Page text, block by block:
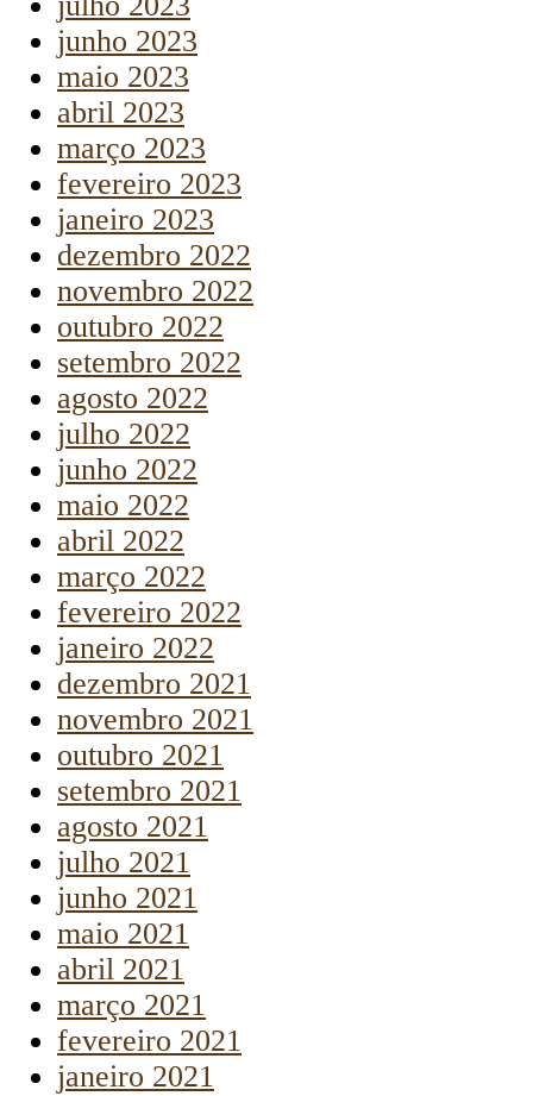
junho 2023
maio 2023
abril 2023
março 2023
fevereiro 2023
janeiro 2023
dezembro 2022
novembro 2022
outubro 2022
setembro 2022
agosto 2022
julho 2022
junho 2022
maio 2022
abril 2022
março 2022
fevereiro 2022
janeiro 2022
dezembro 2021
novembro 2021
outubro 2021
setembro 2021
agosto 2021
julho 2021
junho 2021
maio 2021
abril 2021
março 2021
fevereiro 2021
janeiro 2021